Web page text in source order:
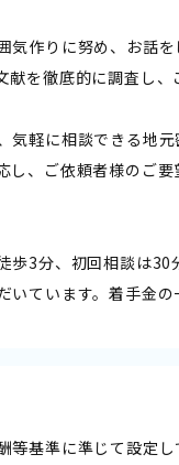
気作りに努め、お話
献を徹底的に調査し
気軽に相談できる地
し、ご依頼者様のご
歩3分、初回相談は30
いています。着手金
等基準に準じて設定